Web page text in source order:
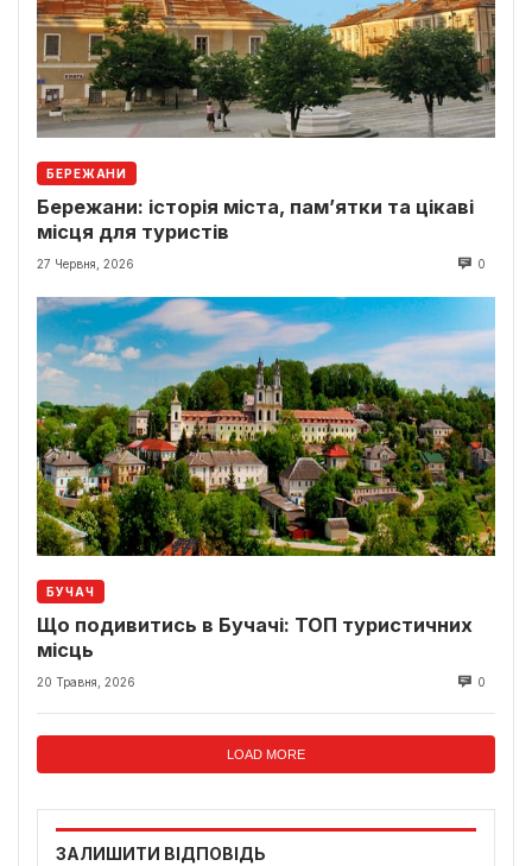
БЕРЕЖАНИ
Бережани: історія міста, пам’ятки та цікаві
місця для туристів
27 Червня, 2026 0
БУЧАЧ
Що подивитись в Бучачі: ТОП туристичних
місць
20 Травня, 2026 0
LOAD MORE
ЗАЛИШИТИ ВІДПОВІДЬ